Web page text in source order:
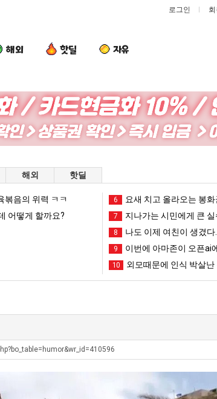
로그인
해외 핫딜 자유
양
산
온
닷
새
째
도
양산 기온 닷새째 40도 넘겨…‘최고기온 42도 가능성도’
08.05
드 제육볶음의 위력 ㅋㅋ
08.05
박살난 직업
쓰는지 알아?
봉화군 SNS
망
해
던
장
푸
망해가던 장사를 살려낸 남자의 소울푸드 제육볶음의 위력 ㅋㅋ
즘
있
다
는
초
08.05
세계 담배 시총 TOP 15
08.05
드디어 정복했다는 시각장애 근황
08.05
나도 이제 여친이 생겼다.
08.05
카톡 프사 때문에 엄마한테 혼남;;
08.05
여러분 13살짜리가 복싱 좀 배웠다고 깝치는데 어떻게 할까요?
계도 정식 서비스로 봐야 안전해요. 주변에도 추…
08.04
해외축구중계도 정식 서비스로 봐야 안전해…
중계도 정식 서비스로 봐야 안전해요. 좋은 …
계도 합법적인 곳에서 봐야 마음 편해요. …
07.26
내 알빠가 아닌데 시간내서 가줘야하는 이유가?
07.17
해외 핫딜
볶음의 위력 ㅋㅋ
어떻게 할까요?
6 요새 치고 올라오는 봉화
7 지나가는 시민에게 큰
8 나도 이제 여친이 생겼다.
9 이번에 아마존이 오픈ai
10 외모때문에 인식 박살난